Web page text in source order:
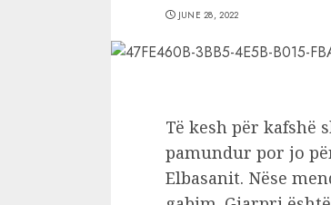
JUNE 28, 2022
Të kesh për kafshë
pamundur por jo
Elbasanit. Nëse